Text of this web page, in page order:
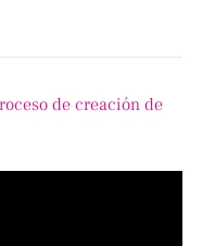
de creación de